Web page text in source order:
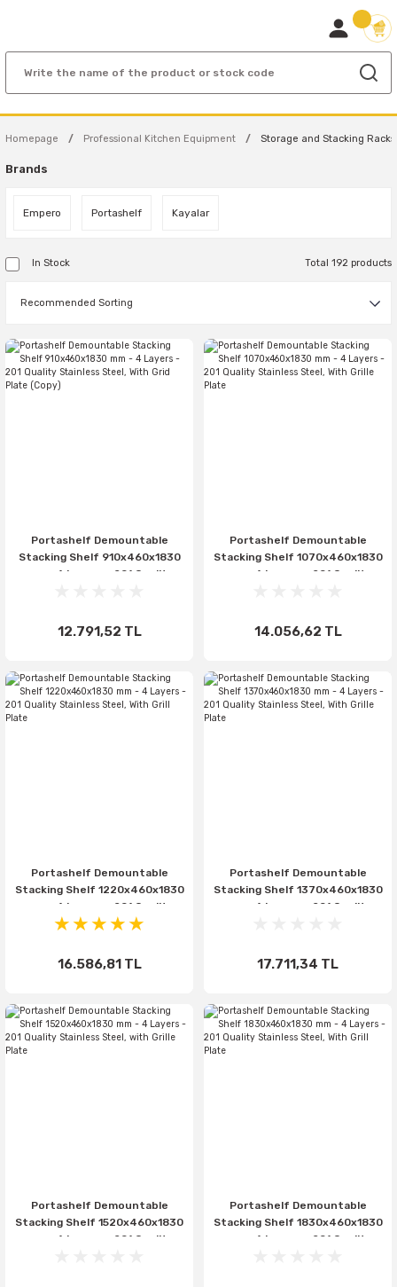
Homepage Professional Kitchen Equipment Storage and Stacking Racks
Brands
Empero Portashelf Kayalar
In Stock Total 192 products
Portashelf Demountable
Stacking Shelf 910x460x1830
mm - 4 Layers - 201 Quality
12.791,52 TL
Portashelf Demountable
Stacking Shelf 1070x460x1830
mm - 4 Layers - 201 Quality
14.056,62 TL
Portashelf Demountable
Stacking Shelf 1220x460x1830
mm - 4 Layers - 201 Quality
Stainless Steel, With Grill Plate
16.586,81 TL
Portashelf Demountable
Stacking Shelf 1370x460x1830
mm - 4 Layers - 201 Quality
17.711,34 TL
Portashelf Demountable
Stacking Shelf 1520x460x1830
mm - 4 Layers - 201 Quality
Portashelf Demountable
Stacking Shelf 1830x460x1830
mm - 4 Layers - 201 Quality